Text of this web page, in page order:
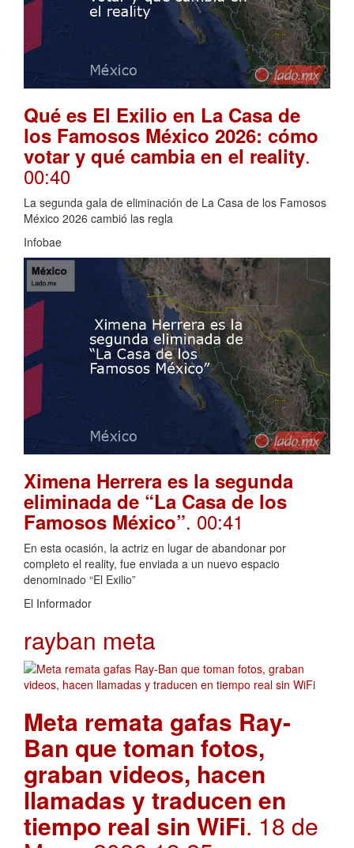
Qué es El Exilio en La Casa de
los Famosos México 2026: cómo
votar y qué cambia en el reality.
00:40
La segunda gala de eliminación de La Casa de los Famosos
México 2026 cambió las regla
Infobae
Ximena Herrera es la segunda
eliminada de “La Casa de los
Famosos México”. 00:41
En esta ocasión, la actriz en lugar de abandonar por
completo el reality, fue enviada a un nuevo espacio
denominado “El Exilio”
El Informador
rayban meta
Meta remata gafas Ray-
Ban que toman fotos,
graban videos, hacen
llamadas y traducen en
tiempo real sin WiFi. 18 de